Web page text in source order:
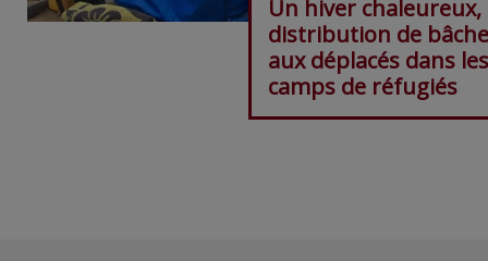
Un hiver chaleureux,
distribution de
aux déplacés dans les
camps de réfugiés